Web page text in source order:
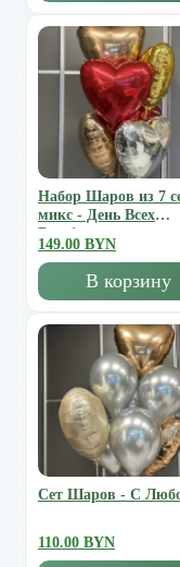
Набор Шаров из 7
микс - День Всех
Влюбленных
149.00 BYN
В корзину
Сет Шаров - С
110.00 BYN